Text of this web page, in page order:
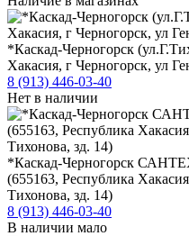
*Каскад-Черногорск
Хакасия, г Черногорск, ул
8 (913) 446-03-40
Нет в наличии
*Каскад-Черногорск
(655163, Республика
Тихонова, зд. 14)
8 (913) 446-03-40
В наличии мало